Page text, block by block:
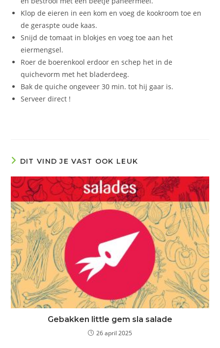
Klop de eieren in een kom en voeg de kookroom toe en
de geraspte oude kaas.
Snijd de tomaat in blokjes en voeg toe aan het
eiermengsel.
Roer de boerenkool erdoor en schep het in de
quichevorm met het bladerdeeg.
Bak de quiche ongeveer 30 min. tot hij gaar is.
Serveer direct !
DIT VIND JE VAST OOK LEUK
Gebakken little gem sla salade
26 april 2025